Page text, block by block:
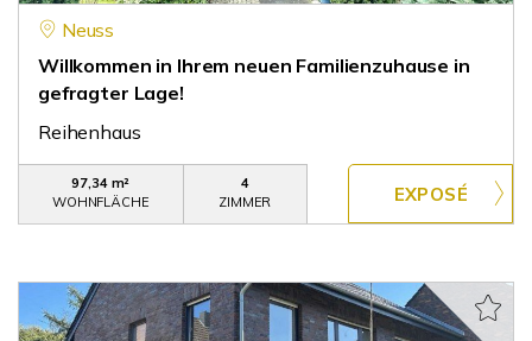
Neuss
Willkommen in Ihrem neuen Familienzuhause in
gefragter Lage!
Reihenhaus
97,34 m²
WOHNFLÄCHE
4
ZIMMER